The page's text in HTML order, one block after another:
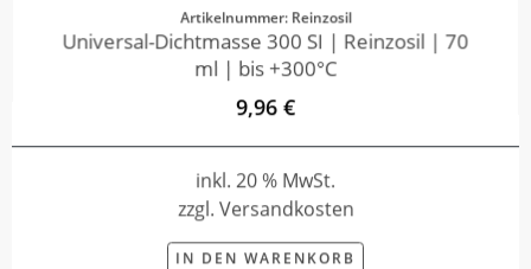
Artikelnummer: Reinzosil
Universal-Dichtmasse 300 SI | Reinzosil | 70
ml | bis +300°C
9,96 €
inkl. 20 % MwSt.
zzgl. Versandkosten
IN DEN WARENKORB